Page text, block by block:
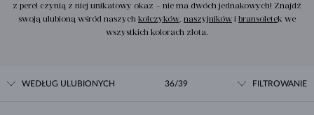
z pereł czynią z niej unikatowy okaz – nie ma dwóch jednakowych! Znajdź
swoją ulubioną wśród naszych kolczyków, naszyjników i bransoletek we
wszystkich kolorach złota.
WEDŁUG ULUBIONYCH 36/39 FILTROWANIE